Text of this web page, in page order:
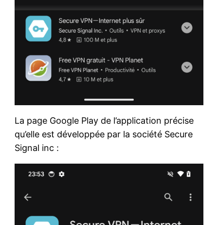
La page Google Play de l’application précise
qu’elle est développée par la société Secure
Signal inc :